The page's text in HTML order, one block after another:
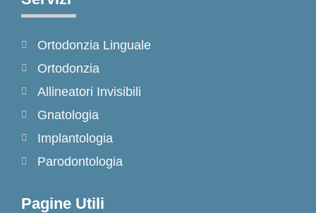
b
o
k
-
f
r
a
m
Ortodonzia Linguale
Ortodonzia
Allineatori Invisibili
Gnatologia
Implantologia
Parodontologia
Pagine Utili